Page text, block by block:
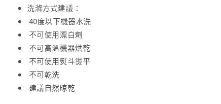
洗滌方式建議：
40度以下機器水洗
不可使用漂白劑
不可高溫機器烘乾
不可使用熨斗燙平
不可乾洗
建議自然晾乾